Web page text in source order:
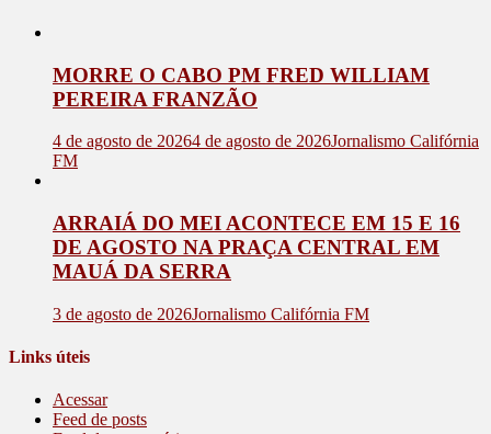
MORRE O CABO PM FRED WILLIAM
PEREIRA FRANZÃO
4 de agosto de 20264 de agosto de 2026Jornalismo Califórnia
FM
ARRAIÁ DO MEI ACONTECE EM 15 E 16
DE AGOSTO NA PRAÇA CENTRAL EM
MAUÁ DA SERRA
3 de agosto de 2026Jornalismo Califórnia FM
Links úteis
Acessar
Feed de posts